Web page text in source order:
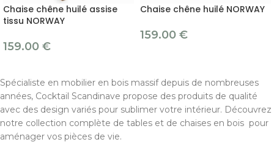
Chaise chêne huilé assise
tissu NORWAY
159.00 €
Chaise chêne huilé NORWAY
159.00 €
Spécialiste en mobilier en bois massif depuis de nombreuses
années, Cocktail Scandinave propose des produits de qualité
avec des design variés pour sublimer votre intérieur. Découvrez
notre collection complète de tables et de chaises en bois pour
aménager vos pièces de vie.